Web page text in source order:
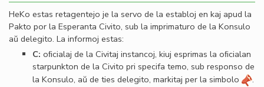
HeKo estas retagentejo je la servo de la establoj en kaj apud la
Pakto por la Esperanta Civito, sub la imprimaturo de la Konsulo
aŭ delegito. La informoj estas:
C: oﬁcialaj de la Civitaj instancoj, kiuj esprimas la oﬁcialan
starpunkton de la Civito pri specifa temo, sub responso de
la Konsulo, aŭ de ties delegito, markitaj per la simbolo
.